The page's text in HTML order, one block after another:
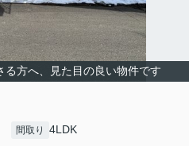
る方へ、見た目の良い物件です
間取り 4LDK